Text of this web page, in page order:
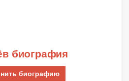
биография
биографию